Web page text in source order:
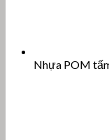
Nhựa POM